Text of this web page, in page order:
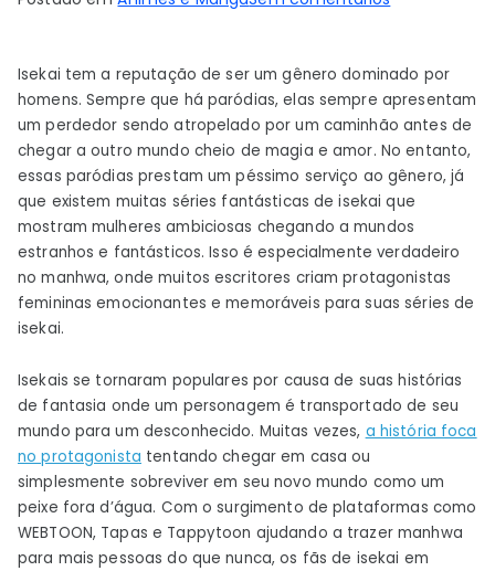
Manhwa
com
femininas
fortes
Isekai tem a reputação de ser um gênero dominado por
homens. Sempre que há paródias, elas sempre apresentam
um perdedor sendo atropelado por um caminhão antes de
chegar a outro mundo cheio de magia e amor. No entanto,
essas paródias prestam um péssimo serviço ao gênero, já
que existem muitas séries fantásticas de isekai que
mostram mulheres ambiciosas chegando a mundos
estranhos e fantásticos. Isso é especialmente verdadeiro
no manhwa, onde muitos escritores criam protagonistas
femininas emocionantes e memoráveis ​​para suas séries de
isekai.
Isekais se tornaram populares por causa de suas histórias
de fantasia onde um personagem é transportado de seu
mundo para um desconhecido. Muitas vezes, a história foca
no protagonista tentando chegar em casa ou
simplesmente sobreviver em seu novo mundo como um
peixe fora d’água. Com o surgimento de plataformas como
WEBTOON, Tapas e Tappytoon ajudando a trazer manhwa
para mais pessoas do que nunca, os fãs de isekai em